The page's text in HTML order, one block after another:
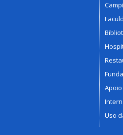
Campi
Uso